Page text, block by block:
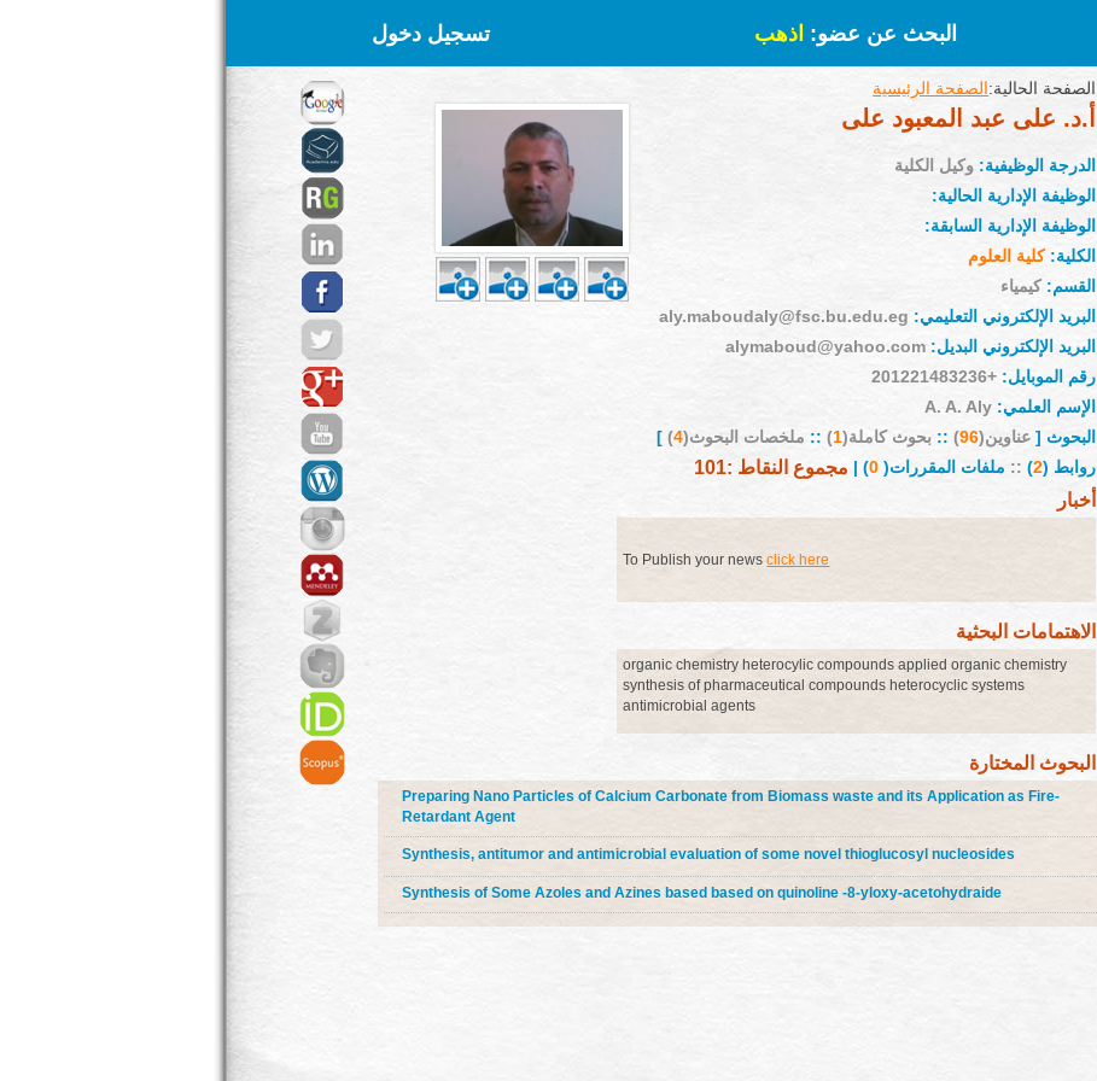
البحث عن عضو: اذهب تسجيل دخول
الصفحة الحالية:الصفحة الرئيسية
أ.د. على عبد المعبود على
الدرجة الوظيفية: وكيل الكلية
الوظيفة الإدارية الحالية:
الوظيفة الإدارية السابقة:
الكلية:كلية العلوم
القسم:كيمياء
البريد الإلكتروني التعليمي: aly.maboudaly@fsc.bu.edu.eg
البريد الإلكتروني البديل: alymaboud@yahoo.com
رقم الموبايل: +201221483236
الإسم العلمي: A. A. Aly
البحوث [ عناوين(96
)
:: بحوث كاملة(1
)
:: ملخصات البحوث(4
)
]
روابط (2
)
:: ملفات المقررات(0
) | مجموع النقاط :101
أخبار
To Publish your newsclick here
الاهتمامات البحثية
organic chemistry heterocylic compounds applied organic chemistry
synthesis of pharmaceutical compounds heterocyclic systems
antimicrobial agents
البحوث المختارة
Preparing Nano Particles of Calcium Carbonate from Biomass waste and its Application as Fire-
Retardant Agent
Synthesis, antitumor and antimicrobial evaluation of some novel thioglucosyl nucleosides
Synthesis of Some Azoles and Azines based based on quinoline -8-yloxy-acetohydraide